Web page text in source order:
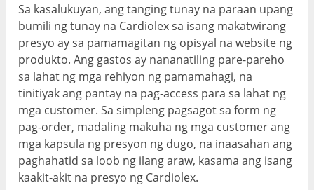
Sa kasalukuyan, ang tanging tunay na paraan upang
bumili ng tunay na Cardiolex sa isang makatwirang
presyo ay sa pamamagitan ng opisyal na website ng
produkto. Ang gastos ay nananatiling pare-pareho
sa lahat ng mga rehiyon ng pamamahagi, na
tinitiyak ang pantay na pag-access para sa lahat ng
mga customer. Sa simpleng pagsagot sa form ng
pag-order, madaling makuha ng mga customer ang
mga kapsula ng presyon ng dugo, na inaasahan ang
paghahatid sa loob ng ilang araw, kasama ang isang
kaakit-akit na presyo ng Cardiolex.